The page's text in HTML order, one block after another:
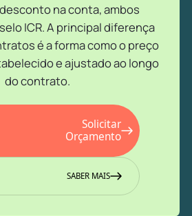
na conta, ambos
ICR. A principal diferença
é a forma como o preço
e ajustado ao longo
do contrato.
Solicitar
Orçamento
SABER MAIS